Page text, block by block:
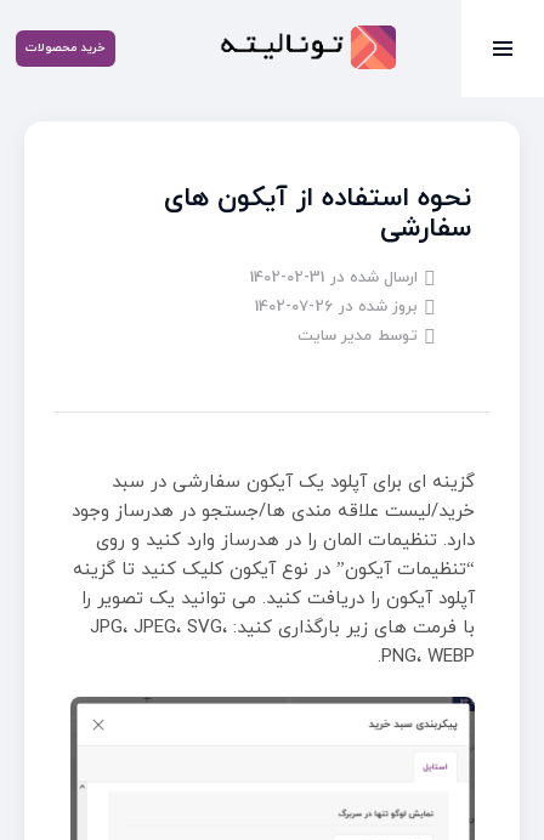
خرید محصولات
نحوه استفاده از آیکون های
سفارشی
ارسال شده در 1402-02-31
بروز شده در 1402-07-26
توسط مدیر سایت
گزینه ای برای آپلود یک آیکون سفارشی در سبد
خرید/لیست علاقه مندی ها/جستجو در هدرساز وجود
دارد. تنظیمات المان را در هدرساز وارد کنید و روی
“تنظیمات آیکون” در نوع آیکون کلیک کنید تا گزینه
آپلود آیکون را دریافت کنید. می توانید یک تصویر را
با فرمت های زیر بارگذاری کنید: JPG، JPEG، SVG،
PNG، WEBP.